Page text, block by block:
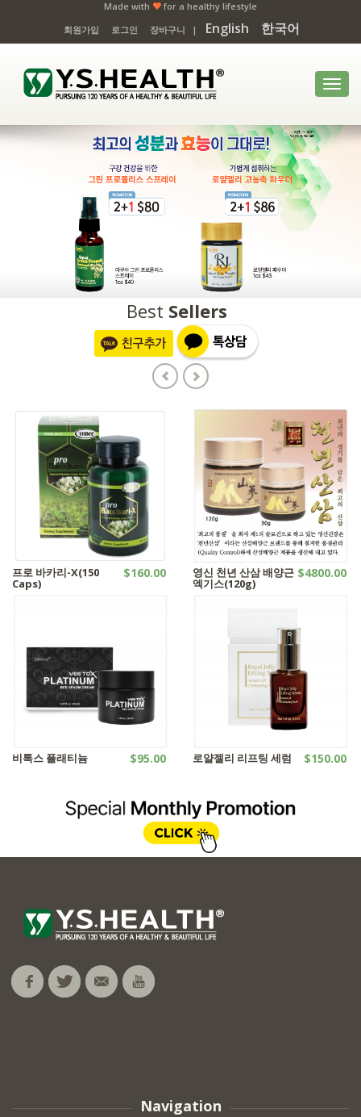
Made with
for a healthy lifestyle
회원가입
로그인 장바구니 | English 한국어
Best Sellers
프로 바카리-X(150
Caps)
$160.00 영신 천년 산삼 배양근
엑기스(120g)
$4800.00
비톡스 플래티늄 $95.00 로얄젤리 리프팅 세럼 $150.00
Navigation